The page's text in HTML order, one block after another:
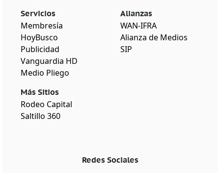
Servicios
Membresía
HoyBusco
Publicidad
Vanguardia HD
Medio Pliego
Más Sitios
Rodeo Capital
Saltillo 360
Alianzas
WAN-IFRA
Alianza de Medios
SIP
Redes Sociales